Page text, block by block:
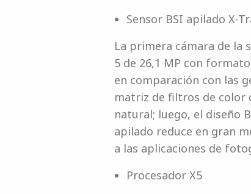
Sensor BSI apilado X-
La primera cámara de la
5 de 26,1 MP con
en comparación con las
matriz de filtros de color
natural; luego, el diseño
apilado reduce en gran
a las aplicaciones de
Procesador X5